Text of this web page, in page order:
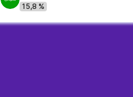
15,8 %